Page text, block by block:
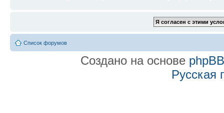
Список форумов
Создано на основе phpBB
Русская